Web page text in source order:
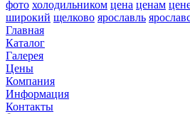
фото холодильником цена ценам
широкий щелково ярославль
Главная
Каталог
Галерея
Цены
Компания
Информация
Контакты